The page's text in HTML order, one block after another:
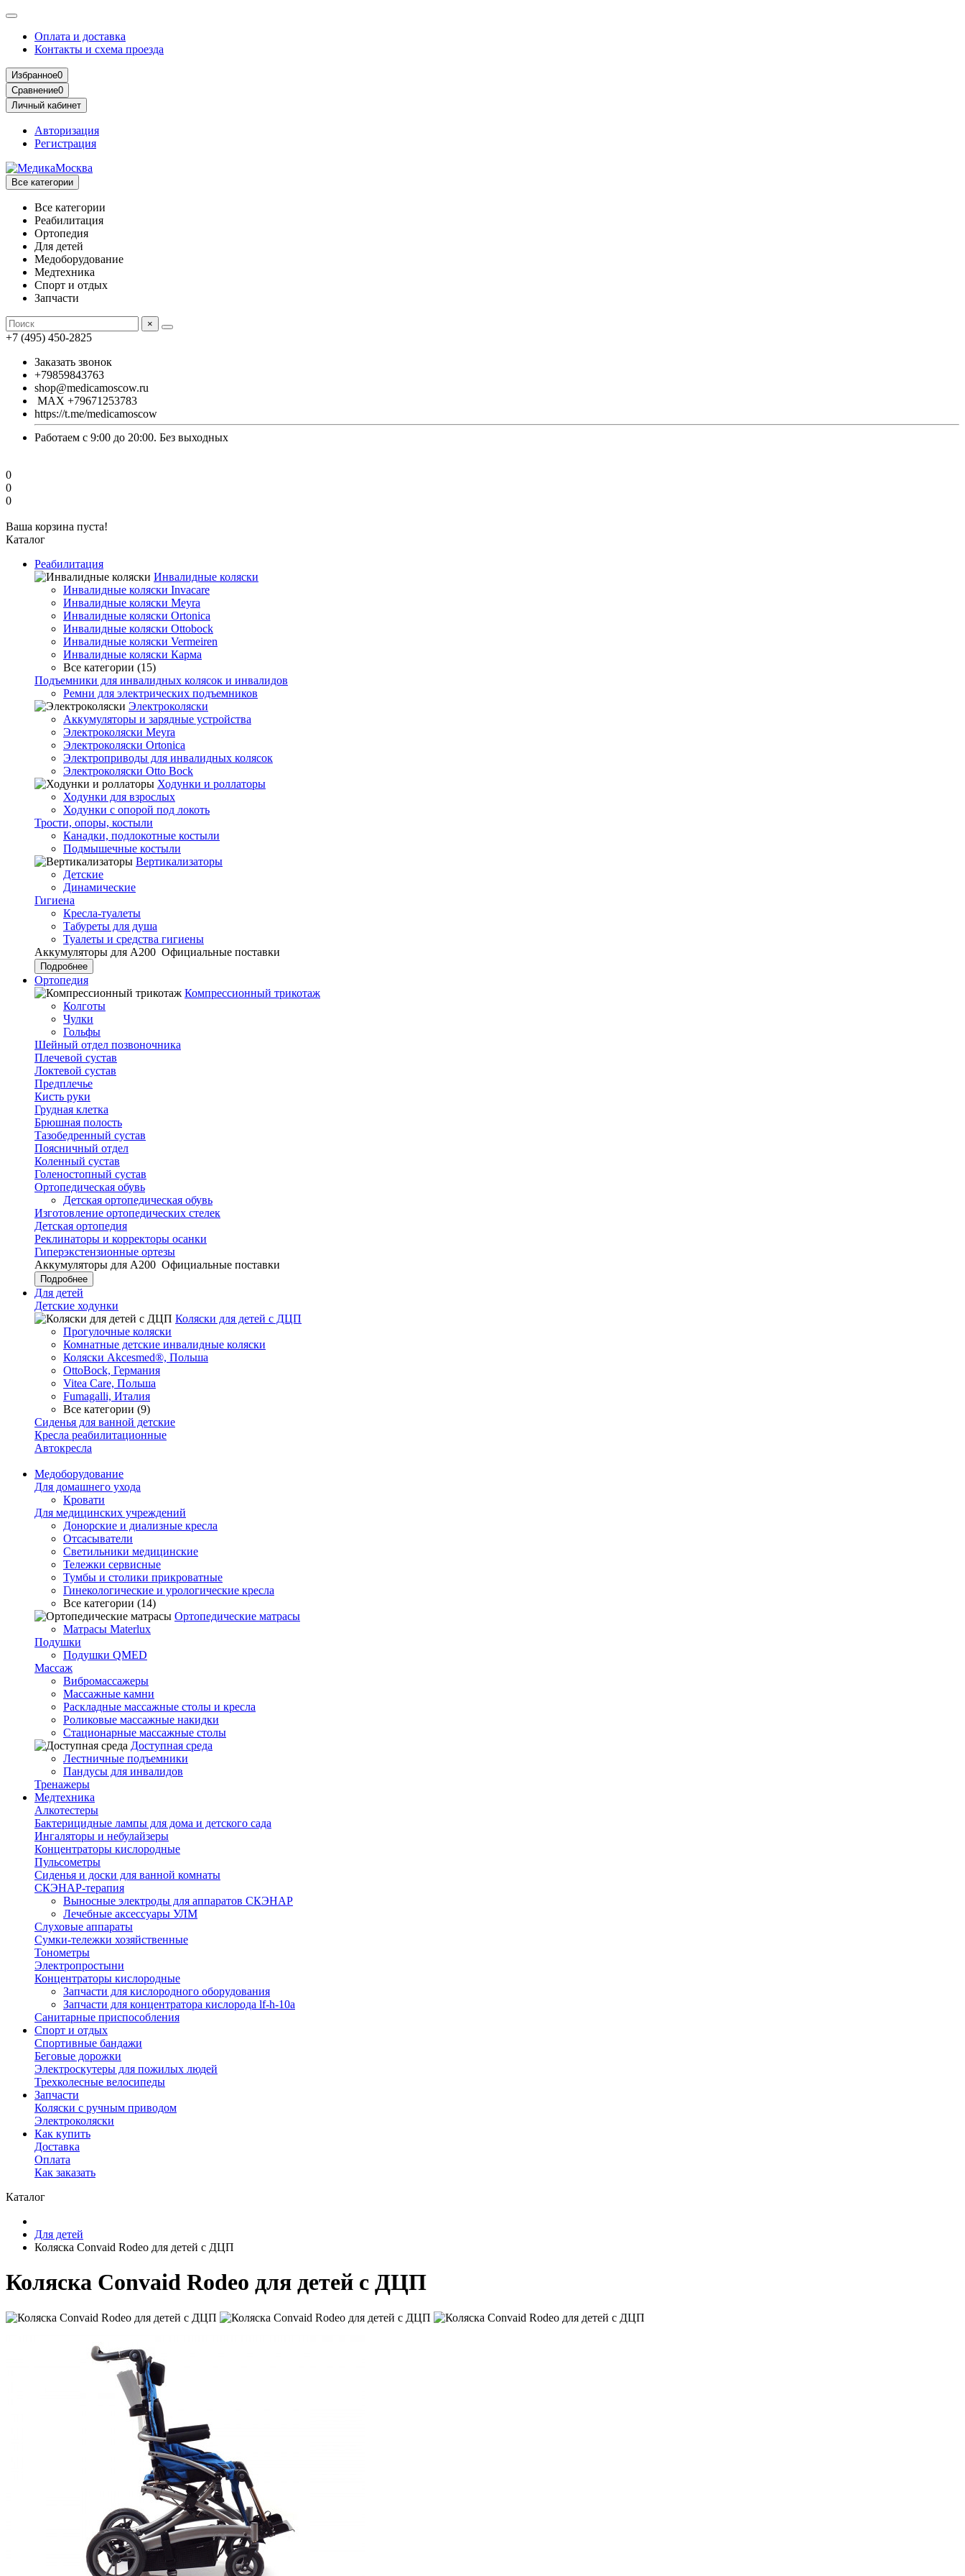
Оплата и доставка
Контакты и схема проезда
Избранное0
Сравнение0
Личный кабинет
Авторизация
Регистрация
Все категории
Все категории
Реабилитация
Ортопедия
Для детей
Медоборудование
Mедтехника
Спорт и отдых
Запчасти
×
+7 (495) 450-2825
Заказать звонок
+79859843763
shop@medicamoscow.ru
MAX +79671253783
https://t.me/medicamoscow
Работаем с 9:00 до 20:00. Без выходных
0
0
0
Ваша корзина пуста!
Каталог
Реабилитация
Инвалидные коляски
Инвалидные коляски Invacare
Инвалидные коляски Meyra
Инвалидные коляски Ortonica
Инвалидные коляски Ottobock
Инвалидные коляски Vermeiren
Инвалидные коляски Карма
Все категории (15)
Подъемники для инвалидных колясок и инвалидов
Ремни для электрических подъемников
Электроколяски
Аккумуляторы и зарядные устройства
Электроколяски Meyra
Электроколяски Ortonica
Электроприводы для инвалидных колясок
Электроколяски Otto Bock
Ходунки и роллаторы
Ходунки для взрослых
Ходунки с опорой под локоть
Трости, опоры, костыли
Канадки, подлокотные костыли
Подмышечные костыли
Вертикализаторы
Детские
Динамические
Гигиена
Кресла-туалеты
Табуреты для душа
Туалеты и средства гигиены
Аккумуляторы для А200 Официальные поставки
Подробнее
Ортопедия
Компрессионный трикотаж
Колготы
Чулки
Гольфы
Шейный отдел позвоночника
Плечевой сустав
Локтевой сустав
Предплечье
Кисть руки
Грудная клетка
Брюшная полость
Тазобедренный сустав
Поясничный отдел
Коленный сустав
Голеностопный сустав
Ортопедическая обувь
Детская ортопедическая обувь
Изготовление ортопедических стелек
Детская ортопедия
Реклинаторы и корректоры осанки
Гиперэкстензионные ортезы
Аккумуляторы для А200 Официальные поставки
Подробнее
Для детей
Детские ходунки
Коляски для детей с ДЦП
Прогулочные коляски
Комнатные детские инвалидные коляски
Коляски Akcesmed®, Польша
OttoBock, Германия
Vitea Care, Польша
Fumagalli, Италия
Все категории (9)
Сиденья для ванной детские
Кресла реабилитационные
Автокресла
Медоборудование
Для домашнего ухода
Кровати
Для медицинских учреждений
Донорские и диализные кресла
Отсасыватели
Светильники медицинские
Тележки сервисные
Тумбы и столики прикроватные
Гинекологические и урологические кресла
Все категории (14)
Ортопедические матрасы
Матрасы Materlux
Подушки
Подушки QMED
Массаж
Вибромассажеры
Массажные камни
Раскладные массажные столы и кресла
Роликовые массажные накидки
Стационарные массажные столы
Доступная среда
Лестничные подъемники
Пандусы для инвалидов
Тренажеры
Mедтехника
Алкотестеры
Бактерицидные лампы для дома и детского сада
Ингаляторы и небулайзеры
Концентраторы кислородные
Пульсометры
Сиденья и доски для ванной комнаты
СКЭНАР-терапия
Выносные электроды для аппаратов СКЭНАР
Лечебные аксессуары УЛМ
Слуховые аппараты
Сумки-тележки хозяйственные
Тонометры
Электропростыни
Концентраторы кислородные
Запчасти для кислородного оборудования
Запчасти для концентратора кислорода lf-h-10a
Санитарные приспособления
Спорт и отдых
Спортивные бандажи
Беговые дорожки
Электроскутеры для пожилых людей
Трехколесные велосипеды
Запчасти
Коляски с ручным приводом
Электроколяски
Как купить
Доставка
Оплата
Как заказать
Каталог
Для детей
Коляска Convaid Rodeo для детей с ДЦП
Коляска Convaid Rodeo для детей с ДЦП